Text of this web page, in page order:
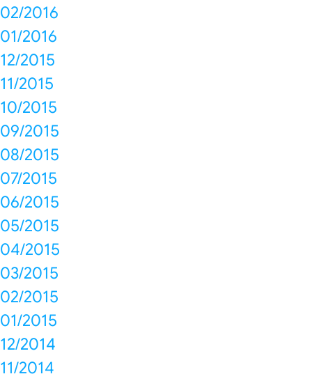
02/2016
01/2016
12/2015
11/2015
10/2015
09/2015
08/2015
07/2015
06/2015
05/2015
04/2015
03/2015
02/2015
01/2015
12/2014
11/2014